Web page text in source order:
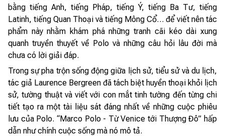
bằng tiếng Anh, tiếng Pháp, tiếng Ý, tiếng Ba Tư, tiếng
Latinh, tiếng Quan Thoại và tiếng Mông Cổ… để viết nên tác
phẩm này nhằm khám phá những tranh cãi kéo dài xung
quanh truyền thuyết về Polo và những câu hỏi lâu đời mà
chưa có lời giải đáp.
Trong sự pha trộn sống động giữa lịch sử, tiểu sử và du lịch,
tác giả Laurence Bergreen đã tách biệt huyền thoại khỏi lịch
sử, tường thuật và viết với con mắt tinh tường đến từng chi
tiết tạo ra một tài liệu sát đáng nhất về những cuộc phiêu
lưu của Polo. “Marco Polo - Từ Venice tới Thượng Đô” hấp
dẫn như chính cuộc sống mà nó mô tả.